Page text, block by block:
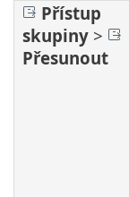
Přístup
skupiny >
Přesunout